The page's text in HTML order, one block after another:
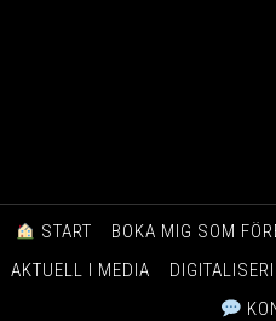
START BOKA MIG SOM
AKTUELL I MEDIA